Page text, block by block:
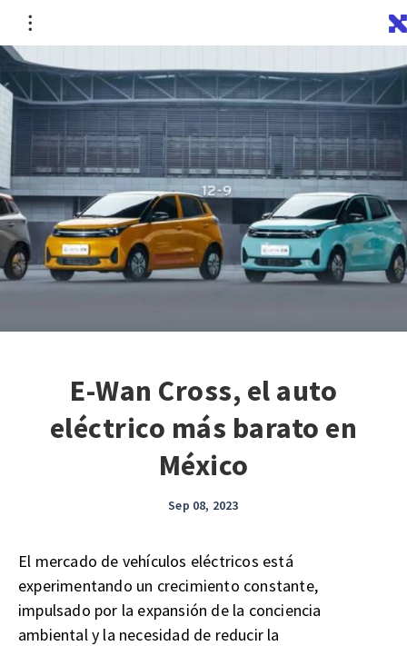
E-Wan Cross, el auto
eléctrico más barato en
México
Sep 08, 2023
El mercado de vehículos eléctricos está
experimentando un crecimiento constante,
impulsado por la expansión de la conciencia
ambiental y la necesidad de reducir la